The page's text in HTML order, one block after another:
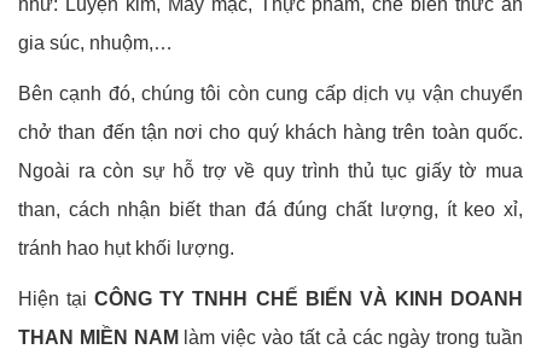
gia súc, nhuộm,…
Bên cạnh đó, chúng tôi còn cung cấp dịch vụ vận chuyển
chở than đến tận nơi cho quý khách hàng trên toàn quốc.
Ngoài ra còn sự hỗ trợ về quy trình thủ tục giấy tờ mua
than, cách nhận biết than đá đúng chất lượng, ít keo xỉ,
tránh hao hụt khối lượng.
Hiện tạiCÔNG TY TNHH CHẾ BIẾN VÀ KINH DOANH
THAN MIỀN NAM làm việc vào tất cả các ngày trong tuần